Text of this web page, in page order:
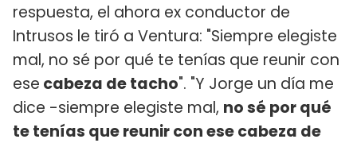
respuesta, el ahora ex conductor de
Intrusos le tiró a Ventura: "Siempre elegiste
mal, no sé por qué te tenías que reunir con
ese cabeza de tacho". "Y Jorge un día me
dice -siempre elegiste mal, no sé por qué
te tenías que reunir con ese cabeza de